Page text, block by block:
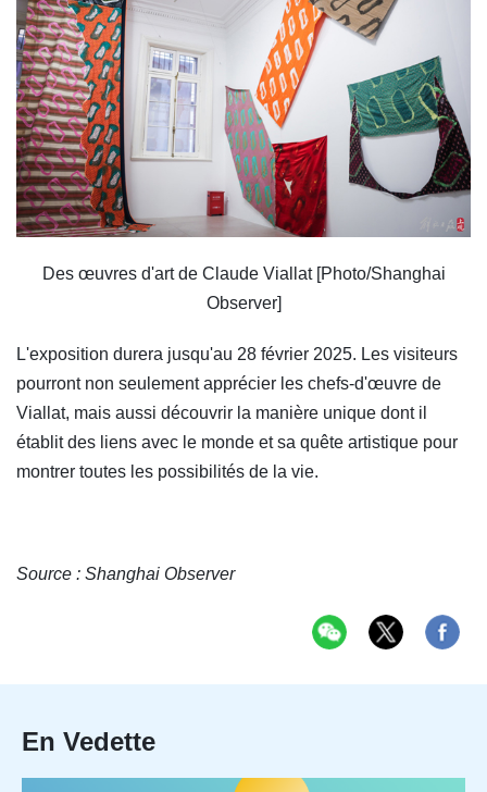
Des œuvres d'art de Claude Viallat [Photo/Shanghai
Observer]
L'exposition durera jusqu'au 28 février 2025. Les visiteurs
pourront non seulement apprécier les chefs-d'œuvre de
Viallat, mais aussi découvrir la manière unique dont il
établit des liens avec le monde et sa quête artistique pour
montrer toutes les possibilités de la vie.
Source : Shanghai Observer
En Vedette